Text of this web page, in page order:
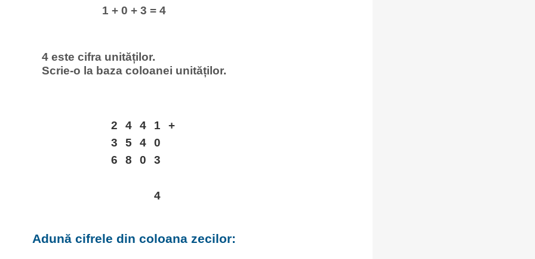
1 + 0 + 3 = 4
4 este cifra unităților.
Scrie-o la baza coloanei unităților.
2 4 4 1
+
3
5 4 0
6
8 0 3
4
Adună cifrele din coloana zecilor: